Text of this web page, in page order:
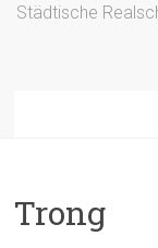
Städtische
Trong